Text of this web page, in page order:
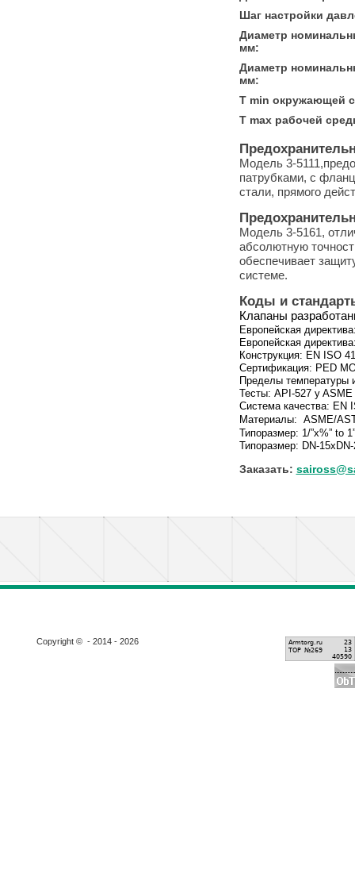
Шаг настройки
Диаметр
мм:
Диаметр
мм:
T min окружающей
T max рабочей
Модель 3-
патрубками, с
стали, прямого
Модель 3-5161,
абсолютную
обеспечивает
системе.
Коды и
Клапаны
Европейская директива
Европейская директива
Конструкция: EN ISO
Сертификация: PED
Пределы температуры
Тесты: API-527 y ASME
Система качества: EN
Материалы: ASME/
Типоразмер: 1/”x%” to
Типоразмер: DN-
Заказать:
Copyright © - 2014 - 2026